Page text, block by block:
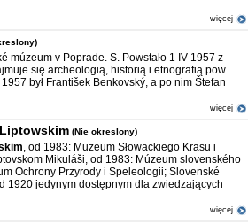
więcej
múzeum v Poprade. S. Powstało 1 IV 1957 z
się archeologią, historią i etnografią pow.
był František Benkovský, a po nim Štefan
więcej
Liptowskim (Nie okreslony)
, od 1983: Muzeum Słowackiego Krasu i
Mikuláši, od 1983: Múzeum slovenského
Ochrony Przyrody i Speleologii; Slovenské
1920 jedynym dostępnym dla zwiedzających
więcej